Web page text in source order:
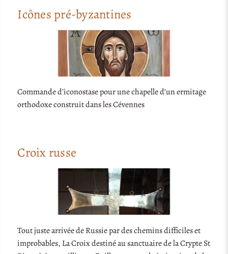
Icônes pré-byzantines
Commande d’iconostase pour une chapelle d’un ermitage
orthodoxe construit dans les Cévennes
Croix russe
Tout juste arrivée de Russie par des chemins difficiles et
improbables, La Croix destiné au sanctuaire de la Crypte St